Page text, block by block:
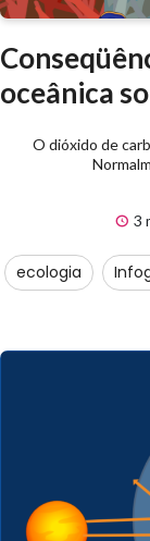
oceânica
O dióxido de
3
ecologia